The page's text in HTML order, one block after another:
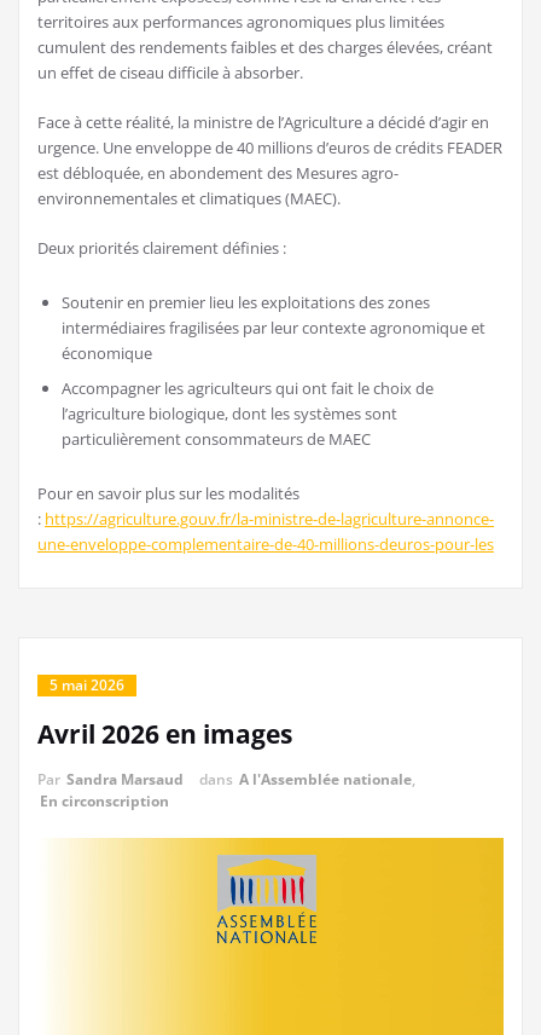
territoires aux performances agronomiques plus limitées
cumulent des rendements faibles et des charges élevées, créant
un effet de ciseau difficile à absorber.
Face à cette réalité, la ministre de l’Agriculture a décidé d’agir en
urgence. Une enveloppe de 40 millions d’euros de crédits FEADER
est débloquée, en abondement des Mesures agro-
environnementales et climatiques (MAEC).
Deux priorités clairement définies :
Soutenir en premier lieu les exploitations des zones
intermédiaires fragilisées par leur contexte agronomique et
économique
Accompagner les agriculteurs qui ont fait le choix de
l’agriculture biologique, dont les systèmes sont
particulièrement consommateurs de MAEC
Pour en savoir plus sur les modalités
: https://agriculture.gouv.fr/la-ministre-de-lagriculture-annonce-
une-enveloppe-complementaire-de-40-millions-deuros-pour-les
5 mai 2026
Avril 2026 en images
Par Sandra Marsaud dans A l'Assemblée nationale,
En circonscription